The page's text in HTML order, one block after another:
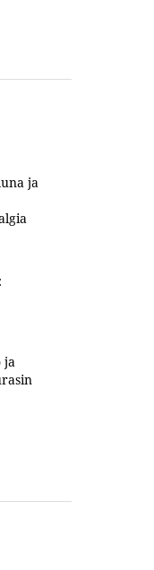
ja
ja